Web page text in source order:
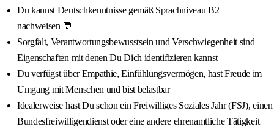
Du kannst Deutschkenntnisse gemäß Sprachniveau B2
nachweisen 💬
Sorgfalt, Verantwortungsbewusstsein und Verschwiegenheit sind
Eigenschaften mit denen Du Dich identifizieren kannst
Du verfügst über Empathie, Einfühlungsvermögen, hast Freude im
Umgang mit Menschen und bist belastbar
Idealerweise hast Du schon ein Freiwilliges Soziales Jahr (FSJ), einen
Bundesfreiwilligendienst oder eine andere ehrenamtliche Tätigkeit